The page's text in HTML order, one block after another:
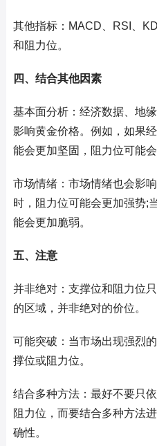
其他指标：MACD、RSI、
和阻力位。
四、结合其他因素
基本面分析：经济数据、地
影响黄金价格。例如，如果
能会更加坚固，阻力位可能会
市场情绪：市场情绪也会影
时，阻力位可能会更加强势;
能会更加脆弱。
五、注意
并非绝对：支撑位和阻力位
的区域，并非绝对的价位。
可能突破：当市场出现强烈
撑位或阻力位。
结合多种方法：最好不要只
阻力位，而要结合多种方法
确性。